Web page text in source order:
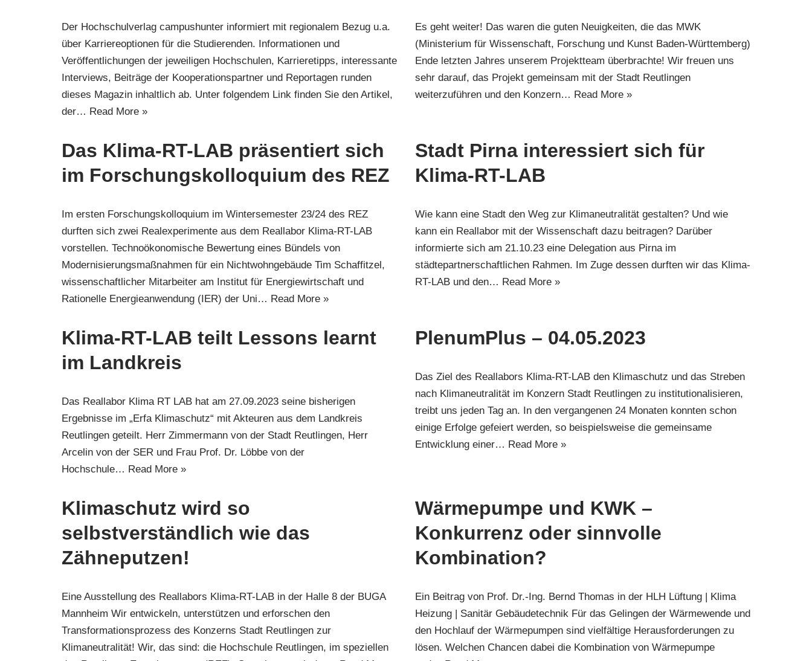
Der Hochschulverlag campushunter informiert mit regionalem Bezug u.a.
über Karriereoptionen für die Studierenden. Informationen und
Veröffentlichungen der jeweiligen Hochschulen, Karrieretipps, interessante
Interviews, Beiträge der Kooperationspartner und Reportagen runden
dieses Magazin inhaltlich ab. Unter folgendem Link finden Sie den Artikel,
der… Read More »
Es geht weiter! Das waren die guten Neuigkeiten, die das MWK
(Ministerium für Wissenschaft, Forschung und Kunst Baden-Württemberg)
Ende letzten Jahres unserem Projektteam überbrachte! Wir freuen uns
sehr darauf, das Projekt gemeinsam mit der Stadt Reutlingen
weiterzuführen und den Konzern… Read More »
Das Klima-RT-LAB präsentiert sich
im Forschungskolloquium des REZ
Im ersten Forschungskolloquium im Wintersemester 23/24 des REZ
durften sich zwei Realexperimente aus dem Reallabor Klima-RT-LAB
vorstellen. Technoökonomische Bewertung eines Bündels von
Modernisierungsmaßnahmen für ein Nichtwohngebäude Tim Schaffitzel,
wissenschaftlicher Mitarbeiter am Institut für Energiewirtschaft und
Rationelle Energieanwendung (IER) der Uni… Read More »
Stadt Pirna interessiert sich für
Klima-RT-LAB
Wie kann eine Stadt den Weg zur Klimaneutralität gestalten? Und wie
kann ein Reallabor mit der Wissenschaft dazu beitragen? Darüber
informierte sich am 21.10.23 eine Delegation aus Pirna im
städtepartnerschaftlichen Rahmen. Im Zuge dessen durften wir das Klima-
RT-LAB und den… Read More »
Klima-RT-LAB teilt Lessons learnt
im Landkreis
Das Reallabor Klima RT LAB hat am 27.09.2023 seine bisherigen
Ergebnisse im „Erfa Klimaschutz“ mit Akteuren aus dem Landkreis
Reutlingen geteilt. Herr Zimmermann von der Stadt Reutlingen, Herr
Arcelin von der SER und Frau Prof. Dr. Löbbe von der
Hochschule… Read More »
PlenumPlus – 04.05.2023
Das Ziel des Reallabors Klima-RT-LAB den Klimaschutz und das Streben
nach Klimaneutralität im Konzern Stadt Reutlingen zu institutionalisieren,
treibt uns jeden Tag an. In den vergangenen 24 Monaten konnten schon
einige Erfolge gefeiert werden, so beispielsweise die gemeinsame
Entwicklung einer… Read More »
Klimaschutz wird so
selbstverständlich wie das
Zähneputzen!
Eine Ausstellung des Reallabors Klima-RT-LAB in der Halle 8 der BUGA
Mannheim Wir entwickeln, unterstützen und erforschen den
Transformationsprozess des Konzerns Stadt Reutlingen zur
Klimaneutralität! Wir, das sind: die Hochschule Reutlingen, im speziellen
Wärmepumpe und KWK –
Konkurrenz oder sinnvolle
Kombination?
Ein Beitrag von Prof. Dr.-Ing. Bernd Thomas in der HLH Lüftung | Klima
Heizung | Sanitär Gebäudetechnik Für das Gelingen der Wärmewende und
den Hochlauf der Wärmepumpen sind vielfältige Herausforderungen zu
lösen. Welchen Chancen dabei die Kombination von Wärmepumpe